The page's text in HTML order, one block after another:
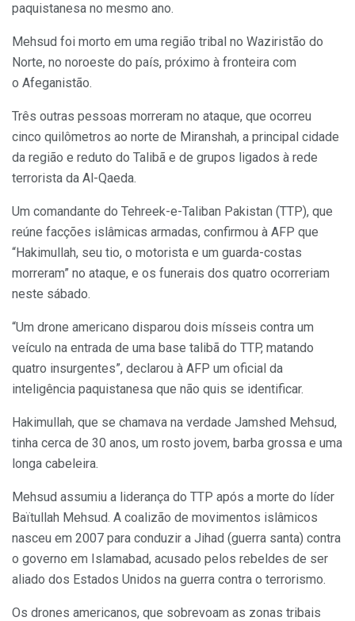
paquistanesa no mesmo ano.
Mehsud foi morto em uma região tribal no Waziristão do
Norte, no noroeste do país, próximo à fronteira com
o Afeganistão.
Três outras pessoas morreram no ataque, que ocorreu
cinco quilômetros ao norte de Miranshah, a principal cidade
da região e reduto do Talibã e de grupos ligados à rede
terrorista da Al-Qaeda.
Um comandante do Tehreek-e-Taliban Pakistan (TTP), que
reúne facções islâmicas armadas, confirmou à AFP que
“Hakimullah, seu tio, o motorista e um guarda-costas
morreram” no ataque, e os funerais dos quatro ocorreriam
neste sábado.
“Um drone americano disparou dois mísseis contra um
veículo na entrada de uma base talibã do TTP, matando
quatro insurgentes”, declarou à AFP um oficial da
inteligência paquistanesa que não quis se identificar.
Hakimullah, que se chamava na verdade Jamshed Mehsud,
tinha cerca de 30 anos, um rosto jovem, barba grossa e uma
longa cabeleira.
Mehsud assumiu a liderança do TTP após a morte do líder
Baïtullah Mehsud. A coalizão de movimentos islâmicos
nasceu em 2007 para conduzir a Jihad (guerra santa) contra
o governo em Islamabad, acusado pelos rebeldes de ser
aliado dos Estados Unidos na guerra contra o terrorismo.
Os drones americanos, que sobrevoam as zonas tribais